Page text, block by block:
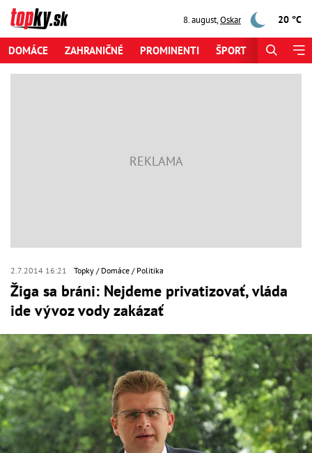
8. august,Oskar 20 °C
DOMÁCE ZAHRANIČNÉ PROMINENTI ŠPORT
2.7.2014 16:21 Topky Domáce Politika
Žiga sa bráni: Nejdeme privatizovať, vláda
ide vývoz vody zakázať